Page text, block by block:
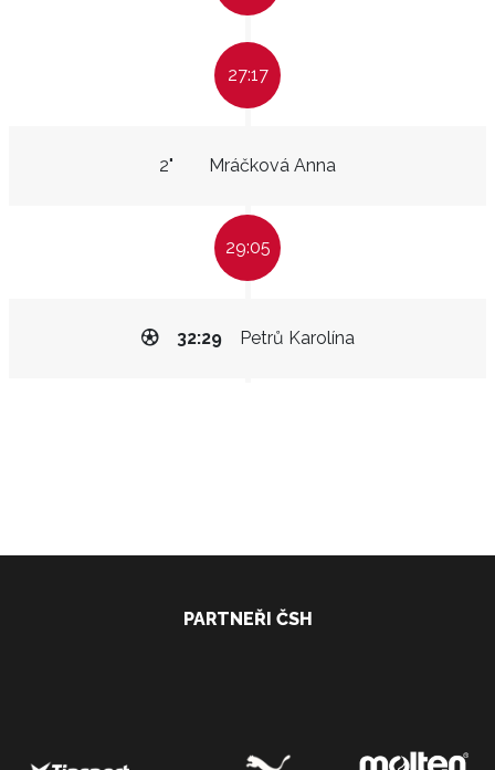
27:17
Mráčková Anna
2"
29:05
Petrů Karolína
32:29
PARTNEŘI ČSH